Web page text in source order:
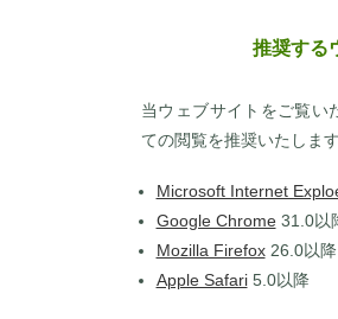
推奨する
当ウェブサイトをご覧い
ての閲覧を推奨いたしま
Microsoft Internet
Google Chrome31.0以
Mozilla Firefox26.0以降
Apple Safari5.0以降